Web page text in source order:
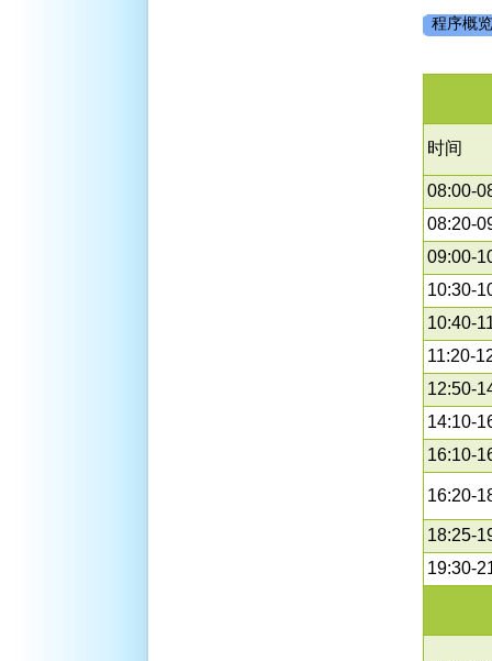
程序概览
时间
08:00-
08:20-
09:00-
10:30-
10:40-
11:20-
12:50-
14:10-
16:10-
16:20-
18:25-
19:30-